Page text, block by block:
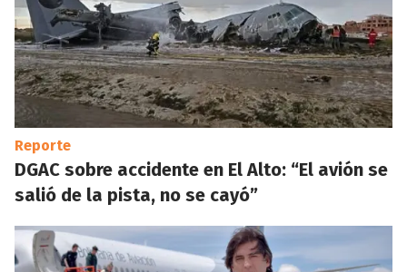
Reporte
DGAC sobre accidente en El Alto: “El avión se
salió de la pista, no se cayó”